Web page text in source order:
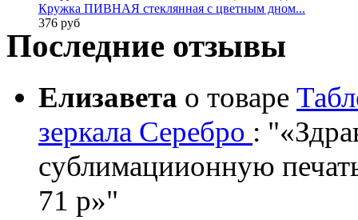
Кружка ПИВНАЯ стеклянная с цветным дном...
376 руб
Последние отзывы
Елизавета о товаре
зеркала Серебро :
сублимациионную
71 р»